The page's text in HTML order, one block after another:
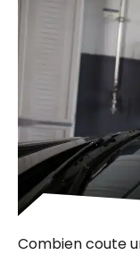
Combien coute